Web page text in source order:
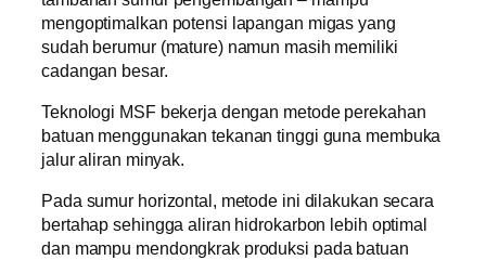
mengoptimalkan potensi lapangan migas yang
sudah berumur (mature) namun masih memiliki
cadangan besar.
Teknologi MSF bekerja dengan metode perekahan
batuan menggunakan tekanan tinggi guna membuka
jalur aliran minyak.
Pada sumur horizontal, metode ini dilakukan secara
bertahap sehingga aliran hidrokarbon lebih optimal
dan mampu mendongkrak produksi pada batuan